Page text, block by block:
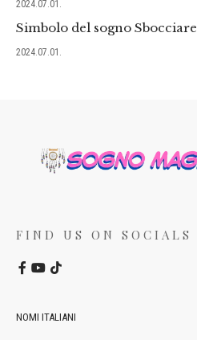
2024.07.01.
Simbolo del sogno Sbocciare
2024.07.01.
FIND US ON SOCIALS
NOMI ITALIANI